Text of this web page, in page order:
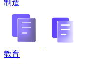
制造
教育